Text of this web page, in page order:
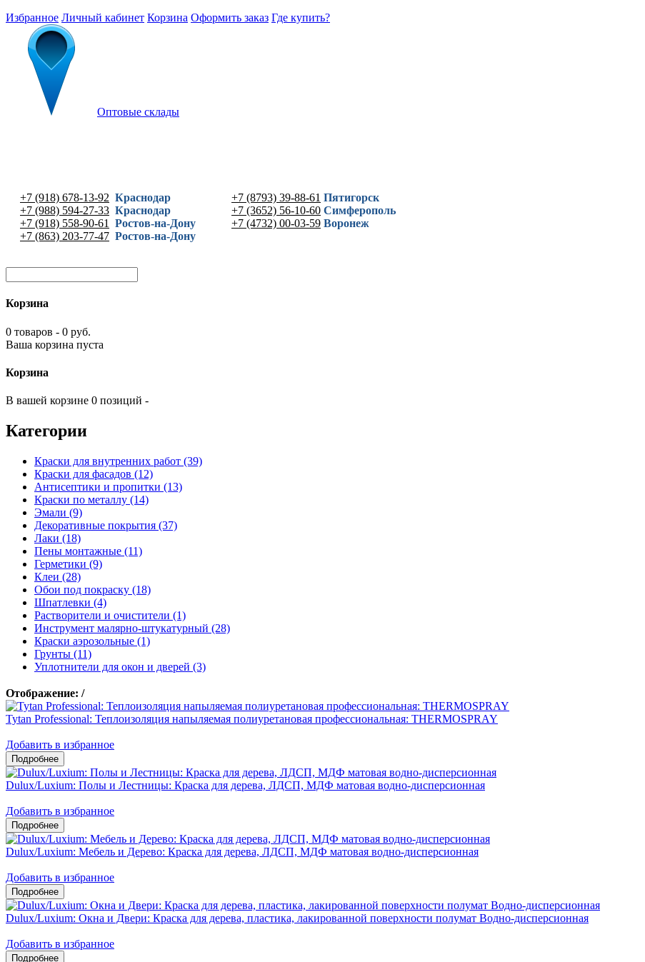
Избранное Личный кабинет Корзина Оформить заказ Где купить?
Оптовые склады
+7 (918) 678-13-92 Краснодар
+7 (988) 594-27-33 Краснодар
+7 (918) 558-90-61
Ростов-на-Дону
+7 (863) 203-77-47 Ростов-на-Дону
+7 (8793) 39-88-61 Пятигорск
+7 (3652) 56-10-60 Симферополь
+7 (4732) 00-03-59 Воронеж
Корзина
0 товаров - 0 руб.
Ваша корзина пуста
Корзина
В вашей корзине 0 позиций -
Категории
Краски для внутренних работ (39)
Краски для фасадов (12)
Антисептики и пропитки (13)
Краски по металлу (14)
Эмали (9)
Декоративные покрытия (37)
Лаки (18)
Пены монтажные (11)
Герметики (9)
Клеи (28)
Обои под покраску (18)
Шпатлевки (4)
Растворители и очистители (1)
Инструмент малярно-штукатурный (28)
Краски аэрозольные (1)
Грунты (11)
Уплотнители для окон и дверей (3)
Отображение: /
Tytan Professional: Теплоизоляция напыляемая полиуретановая профессиональная: THERMOSPRAY
Добавить в избранное
Dulux/Luxium: Полы и Лестницы: Краска для дерева, ЛДСП, МДФ матовая водно-дисперсионная
Добавить в избранное
Dulux/Luxium: Мебель и Дерево: Краска для дерева, ЛДСП, МДФ матовая водно-дисперсионная
Добавить в избранное
Dulux/Luxium: Окна и Двери: Краска для дерева, пластика, лакированной поверхности полумат Водно-дисперсионная
Добавить в избранное